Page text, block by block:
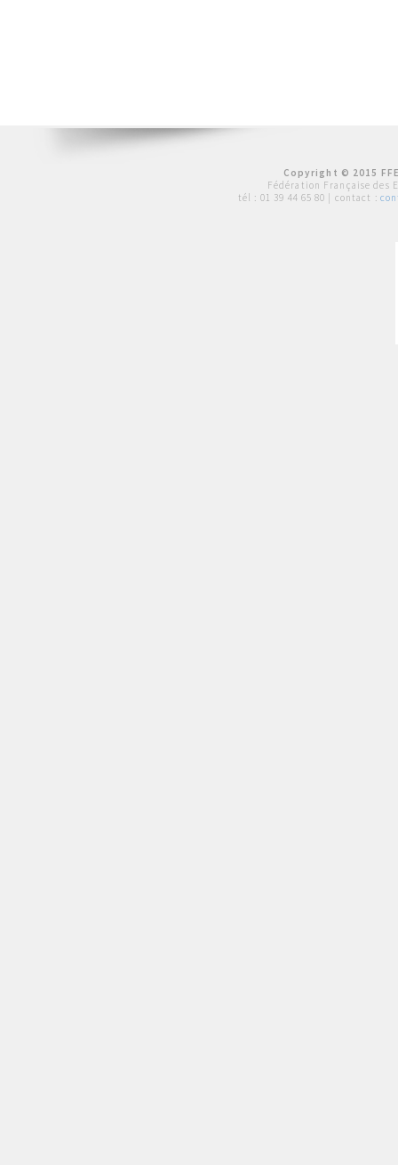
Copyright © 2015
Fédération Française des
tél : 01 39 44 65 80 | contact :